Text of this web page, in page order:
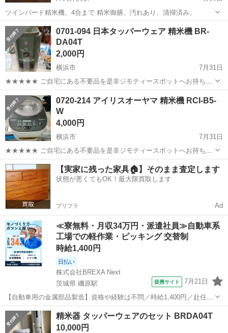
ツインバード精米機、4合まで 精米御膳、汚れあり、清掃済み。
神奈川 横須賀市 津久井浜駅 キッチン家電 御膳
0701-094 日本タッパーウェア 精米機 BR-
DA04T
2,000円
横浜市
7月31日
★★★★★ ご自宅にある不要品を是非ジモティースポットへお持ち込
みしませんか？ 家電、趣味・スポーツ・レジャー用品、こども用品、
衣料服飾品、生活雑貨、家具、本、CD・DVDなどが無料でまとめて持
ち込めます！ ※詳細はこ...
神奈川 横浜市 キッチン家電 タッパーウェア
0720-214 アイリスオーヤマ 精米機 RCI-B5-
W
4,000円
横浜市
7月31日
★★★★★ ご自宅にある不要品を是非ジモティースポットへお持ち込
みしませんか？ 家電、趣味・スポーツ・レジャー用品、こども用品、
衣料服飾品、生活雑貨、家具、本、CD・DVDなどが無料でまとめて持
ち込めます！ ※詳細はこ...
神奈川 横浜市 キッチン家電 アイリスオーヤマ
【実家に残った家具🏠】そのまま査定します
状態が悪くてもOK！最大限買取します
プリフラ Ad
≪寮無料・月収34万円・派遣社員≫自動車系
工場での軽作業・ピッキング 交替制
時給1,400円
日払い
株式会社BREXA Next
茨城県 磯原駅
提携サイト 7月21日
【自動車用の金属部品製造】資格や経験は不問／時給1,400円／赴任旅
費会社負担／正社員登用のチャンスあり／食堂利用可能／マイカー通
勤OK《茨城県茨城市》 人気の工場のお仕事 ◇トラックの金属部品の
製造◇ ★トラックの金属...
茨城 北茨城市 磯原駅 その他
精米器 タッパーウェアのセット BRDA04T
10,000円